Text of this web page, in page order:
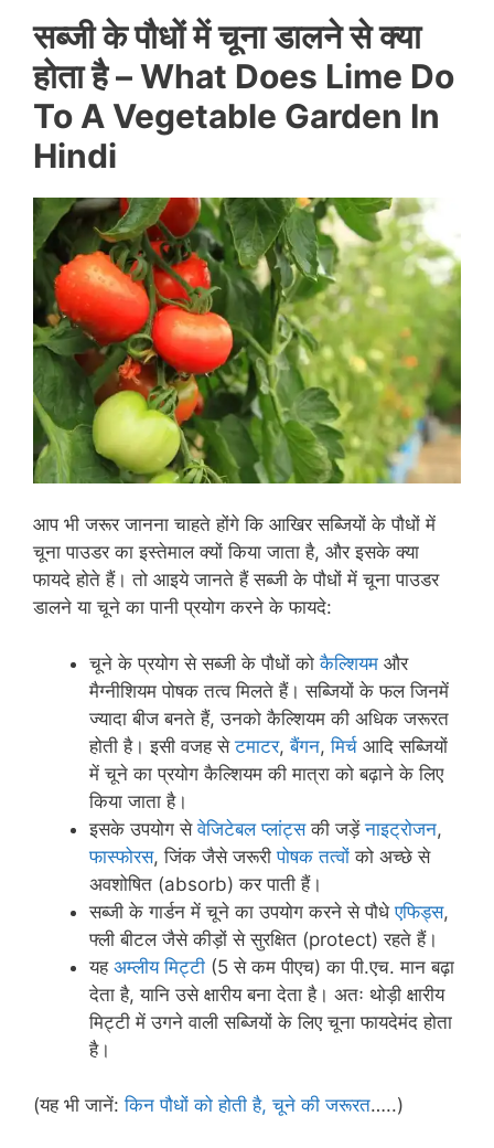
सब्जी के पौधों में चूना डालने से क्या
होता है –What Does Lime Do
To A Vegetable Garden In
Hindi
आप भी जरूर जानना चाहते होंगे कि आखिर सब्जियों के पौधों में
चूना पाउडर का इस्तेमाल क्यों किया जाता है, और इसके क्या
फायदे होते हैं। तो आइये जानते हैं सब्जी के पौधों में चूना पाउडर
डालने या चूने का पानी प्रयोग करने के फायदे:
चूने के प्रयोग से सब्जी के पौधों कोकैल्शियम और
मैग्नीशियम पोषक तत्व मिलते हैं। सब्जियों के फल जिनमें
ज्यादा बीज बनते हैं, उनको कैल्शियम की अधिक जरूरत
होती है। इसी वजह सेटमाटर,बैंगन,मिर्च आदि सब्जियों
में चूने का प्रयोग कैल्शियम की मात्रा को बढ़ाने के लिए
किया जाता है।
इसके उपयोग सेवेजिटेबल प्लांट्सकी जड़ेंनाइट्रोजन,
फास्फोरस, जिंक जैसे जरूरीपोषक तत्वों को अच्छे से
अवशोषित (absorb) कर पाती हैं।
सब्जी के गार्डन में चूने का उपयोग करने से पौधेएफिड्स,
फ्ली बीटल जैसे कीड़ों से सुरक्षित (protect) रहते हैं।
यह अम्लीय मिट्टी (5 से कम पीएच) का पी.एच. मान बढ़ा
देता है, यानि उसे क्षारीय बना देता है। अतः थोड़ी क्षारीय
मिट्टी में उगने वाली सब्जियों के लिए चूना फायदेमंद होता
है।
(यह भी जानें:किन पौधों को होती है, चूने की जरूरत…..)